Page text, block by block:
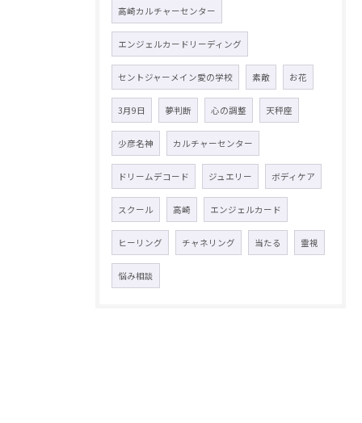
高崎カルチャーセンター
エンジェルカードリーディング
セントジャーメイン愛の学校 素敵 お花
3月9日 夢判断 心の調整 天秤座
少彦名神 カルチャーセンター
ドリームデコード ジュエリー ボディケア
スクール 高崎 エンジェルカード
ヒーリング チャネリング 当たる 霊視
悩み相談